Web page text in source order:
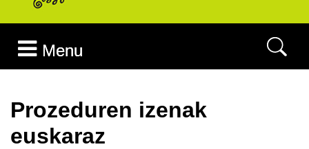
Menu
Prozeduren izenak
euskaraz